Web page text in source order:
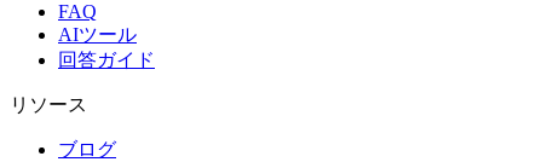
FAQ
AIツール
回答ガイド
リソース
ブログ